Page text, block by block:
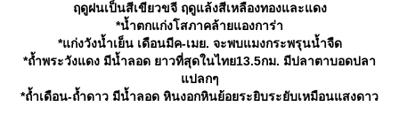
ฤดูฝนเป็นสีเขียวขจี ฤดูแล้งสีเหลืองทองและแดง
*น้ำตกแก่งโสภาคล้ายแองการ่า
*แก่งวังน้ำเย็น เดือนมีค-เมย. จะพบแมงกระพรุนน้ำจืด
*ถ้ำพระวังแดง มีน้ำลอด ยาวที่สุดในไทย13.5กม. มีปลาตาบอดปลา
ปลกๆ
*ถ้ำเดือน-ถ้ำดาว มีน้ำลอด หินงอกหินย้อยระยิบระยับเหมือนแสงดาว